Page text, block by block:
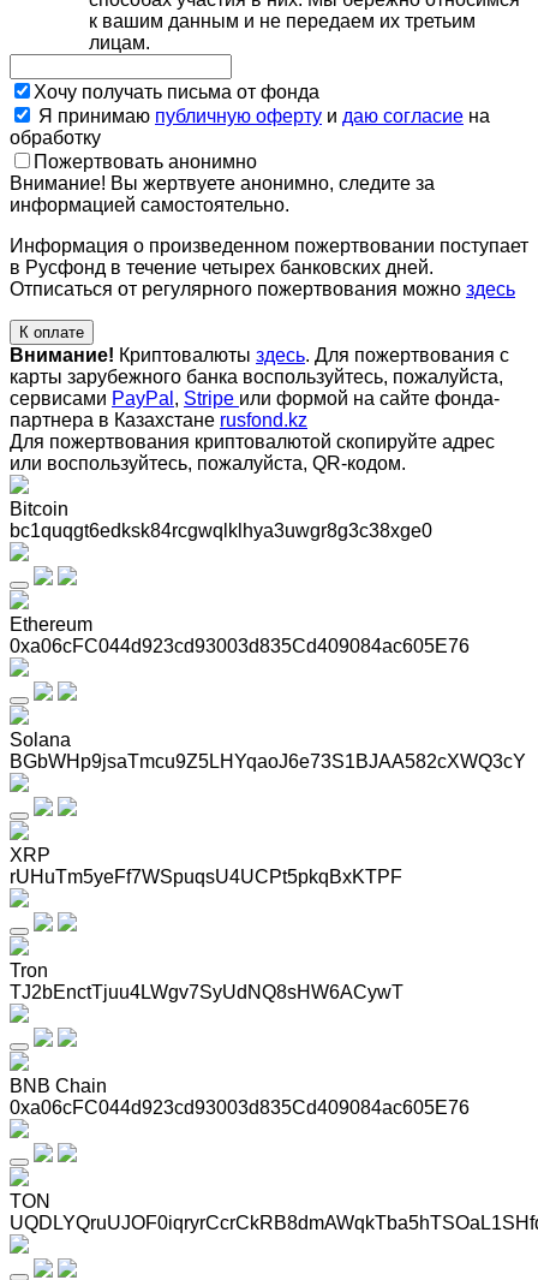
к вашим данным и не передаем их третьим
лицам.
Хочу получать письма от фонда
Я принимаю публичную оферту и даю согласие на
обработку
Пожертвовать анонимно
Внимание! Вы жертвуете анонимно, следите за
информацией самостоятельно.
Информация о произведенном пожертвовании поступает
в Русфонд в течение четырех банковских дней.
Отписаться от регулярного пожертвования можно здесь
К оплате
Внимание! Криптовалюты здесь. Для пожертвования с
карты зарубежного банка воспользуйтесь, пожалуйста,
сервисами PayPal , Stripe или формой на сайте фонда-
партнера в Казахстане rusfond.kz
Для пожертвования криптовалютой скопируйте адрес
или воспользуйтесь, пожалуйста, QR-кодом.
Bitcoin
bc1quqgt6edksk84rcgwqlklhya3uwgr8g3c38xge0
Ethereum
0xa06cFC044d923cd93003d835Cd409084ac605E76
Solana
BGbWHp9jsaTmcu9Z5LHYqaoJ6e73S1BJAA582cXWQ3cY
XRP
rUHuTm5yeFf7WSpuqsU4UCPt5pkqBxKTPF
Tron
TJ2bEnctTjuu4LWgv7SyUdNQ8sHW6ACywT
BNB Chain
0xa06cFC044d923cd93003d835Cd409084ac605E76
TON